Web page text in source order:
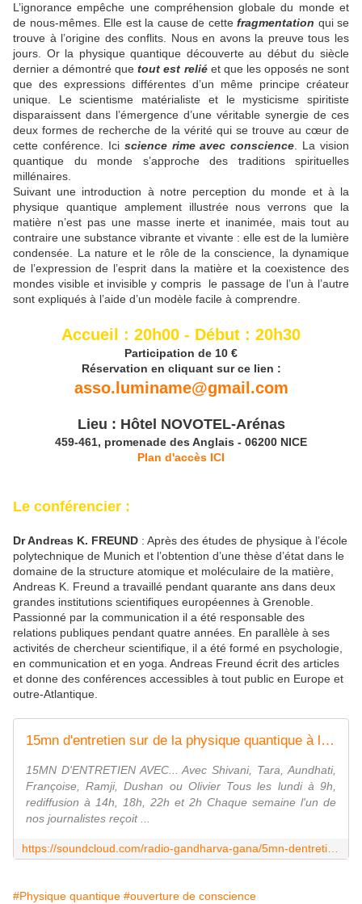
L’ignorance empêche une compréhension globale du monde et
de nous-mêmes. Elle est la cause de cette fragmentation qui se
trouve à l’origine des conflits. Nous en avons la preuve tous les
jours. Or la physique quantique découverte au début du siècle
dernier a démontré quetout est reliéet que les opposés ne sont
que des expressions différentes d’un même principe créateur
unique. Le scientisme matérialiste et le mysticisme spiritiste
disparaissent dans l’émergence d’une véritable synergie de ces
deux formes de recherche de la vérité qui se trouve au cœur de
cette conférence. Ici science rime avec conscience . La vision
quantique du monde s’approche des traditions spirituelles
millénaires.
Suivant une introduction à notre perception du monde et à la
physique quantique amplement illustrée nous verrons que la
matière n’est pas une masse inerte et inanimée, mais tout au
contraire une substance vibrante et vivante : elle est de la lumière
condensée. La nature et le rôle de la conscience, la dynamique
de l’expression de l’esprit dans la matière et la coexistence des
mondes visible et invisible y compris le passage de l’un à l’autre
sont expliqués à l’aide d’un modèle facile à comprendre.
Accueil : 20h00 - Début : 20h30
Participation de 10 €
Réservation en cliquant sur ce lien :
asso.luminame@gmail.com
Lieu : Hôtel NOVOTEL-Arénas
459-461, promenade des Anglais - 06200 NICE
Plan d'accès ICI
Le conférencier :
Dr Andreas K. FREUND : Après des études de physique à l’école
polytechnique de Munich et l’obtention d’une thèse d’état dans le
domaine de la structure atomique et moléculaire de la matière,
Andreas K. Freund a travaillé pendant quarante ans dans deux
grandes institutions scientifiques européennes à Grenoble.
Passionné par la communication il a été responsable des
relations publiques pendant quatre années. En parallèle à ses
activités de chercheur scientifique, il a été formé en psychologie,
en communication et en yoga. Andreas Freund écrit des articles
et donne des conférences accessibles à tout public en Europe et
outre-Atlantique.
15mn d'entretien sur de la physique quantique à la spiritualité avec Dr Andreas K. Freund by Radio Gandharva Gana
15MN D'ENTRETIEN AVEC... Avec Shivani, Tara, Aundhati,
Françoise, Ramji, Dushan ou Olivier Tous les lundi à 9h,
rediffusion à 14h, 18h, 22h et 2h Chaque semaine l'un de
nos journalistes reçoit ...
#Physique quantique #ouverture de conscience